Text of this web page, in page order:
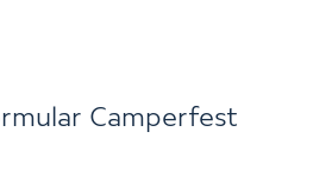
Camperfest